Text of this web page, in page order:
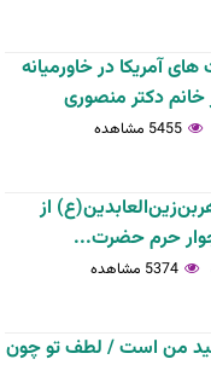
آمریکا در خاورمیانه
خانم دکتر منصوری
5455 مشاهده
از
جوار حرم حضرت...
5374 مشاهده
من است / لطف تو چون